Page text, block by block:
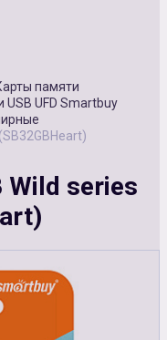
памяти
USB UFD Smartbuy
Wild series